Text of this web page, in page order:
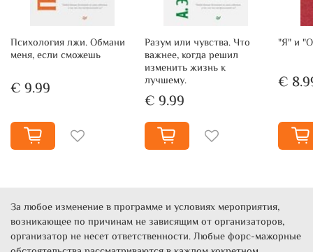
• правильное использование несогласий и противоречий;
• «третий лишний» и другие обитатели переговорного
пространства;
• взрослые «волшебные слова»;
• а иногда даже авокадо, стеклянный стол и мама
Психология лжи. Обмани
меня, если сможешь
€ 9.99
Разум или чувства. Что
важнее, когда решил
изменить жизнь к
лучшему.
€ 9.99
"Я" и
€
За любое изменение в программе и условиях мероприятия,
возникающее по причинам не зависящим от организаторов,
организатор не несет ответственности. Любые форс-мажорные